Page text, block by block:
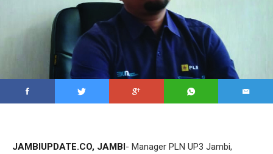
JAMBIUPDATE.CO, JAMBI- Manager PLN UP3 Jambi,